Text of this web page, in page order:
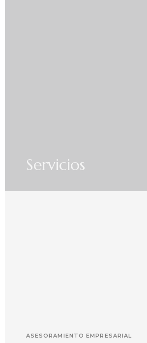
Servicios
ASESORAMIENTO EMPRESARIAL